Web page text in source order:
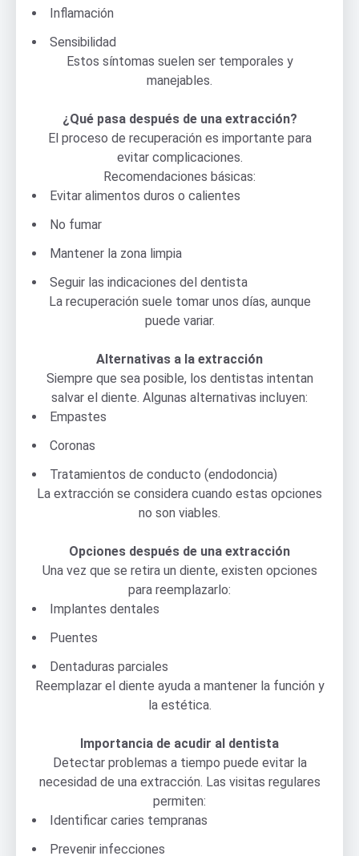
Inflamación
Sensibilidad
Estos síntomas suelen ser temporales y
manejables.
¿Qué pasa después de una extracción?
El proceso de recuperación es importante para
evitar complicaciones.
Recomendaciones básicas:
Evitar alimentos duros o calientes
No fumar
Mantener la zona limpia
Seguir las indicaciones del dentista
La recuperación suele tomar unos días, aunque
puede variar.
Alternativas a la extracción
Siempre que sea posible, los dentistas intentan
salvar el diente. Algunas alternativas incluyen:
Empastes
Coronas
Tratamientos de conducto (endodoncia)
La extracción se considera cuando estas opciones
no son viables.
Opciones después de una extracción
Una vez que se retira un diente, existen opciones
para reemplazarlo:
Implantes dentales
Puentes
Dentaduras parciales
Reemplazar el diente ayuda a mantener la función y
la estética.
Importancia de acudir al dentista
Detectar problemas a tiempo puede evitar la
necesidad de una extracción. Las visitas regulares
permiten:
Identificar caries tempranas
Prevenir infecciones